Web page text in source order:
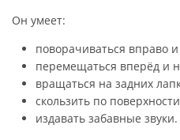
Он умеет:
поворачиваться вправо
перемещаться вперёд и
вращаться на задних
скользить по
издавать забавные звуки.